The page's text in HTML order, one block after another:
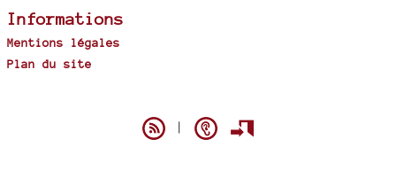
Informations
Mentions légales
Plan du site
|